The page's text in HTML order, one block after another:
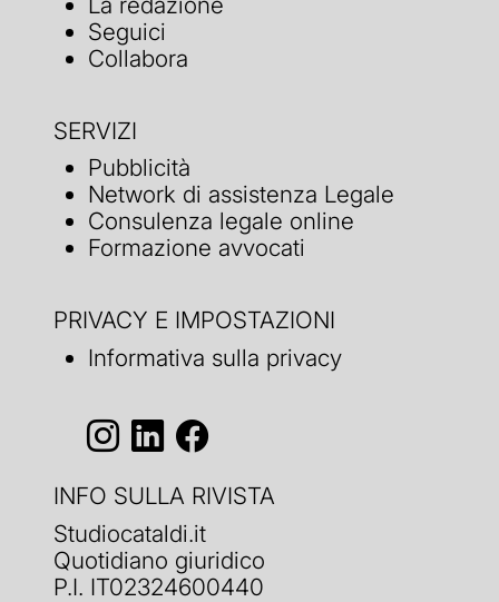
Seguici
Collabora
SERVIZI
Pubblicità
Network di assistenza Legale
Consulenza legale online
Formazione avvocati
PRIVACY E IMPOSTAZIONI
Informativa sulla privacy
INFO SULLA RIVISTA
Studiocataldi.it
Quotidiano giuridico
P.I. IT02324600440